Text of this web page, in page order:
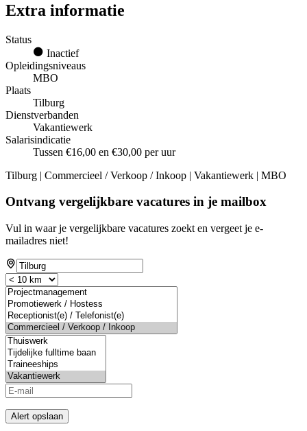
Extra informatie
Status
Inactief
Opleidingsniveaus
MBO
Plaats
Tilburg
Dienstverbanden
Vakantiewerk
Salarisindicatie
Tussen €16,00 en €30,00 per uur
Tilburg | Commercieel / Verkoop / Inkoop | Vakantiewerk | MBO
Ontvang vergelijkbare vacatures in je mailbox
Vul in waar je vergelijkbare vacatures zoekt en vergeet je e-
mailadres niet!
Alert opslaan